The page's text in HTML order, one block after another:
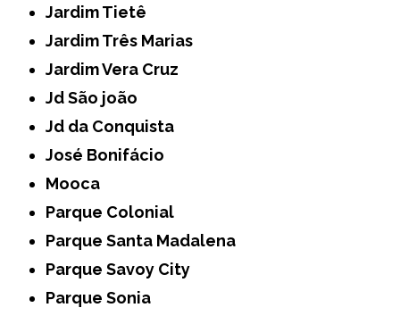
Jardim Tietê
Jardim Três Marias
Jardim Vera Cruz
Jd São joão
Jd da Conquista
José Bonifácio
Mooca
Parque Colonial
Parque Santa Madalena
Parque Savoy City
Parque Sonia